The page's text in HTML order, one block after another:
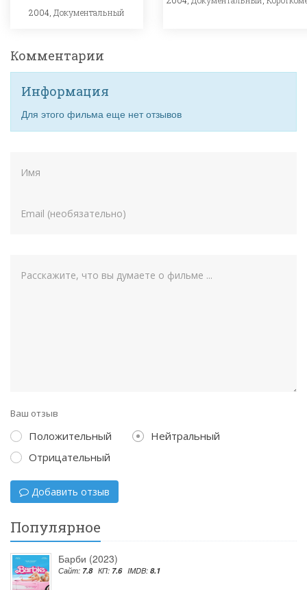
2004, Документальный
Комментарии
Информация
Для этого фильма еще нет отзывов
Ваш отзыв
Положительный
Нейтральный
Отрицательный
Добавить отзыв
Популярное
Барби (2023)
Сайт: 7.8 КП: 7.6 IMDB: 8.1